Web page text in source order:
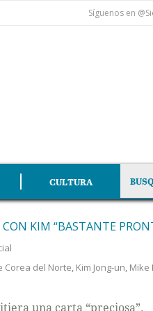
Síguenos en
CULTURA
KIM “BASTANTE
Corea del Norte, Kim Jong-un, Mike
una carta “preciosa”.